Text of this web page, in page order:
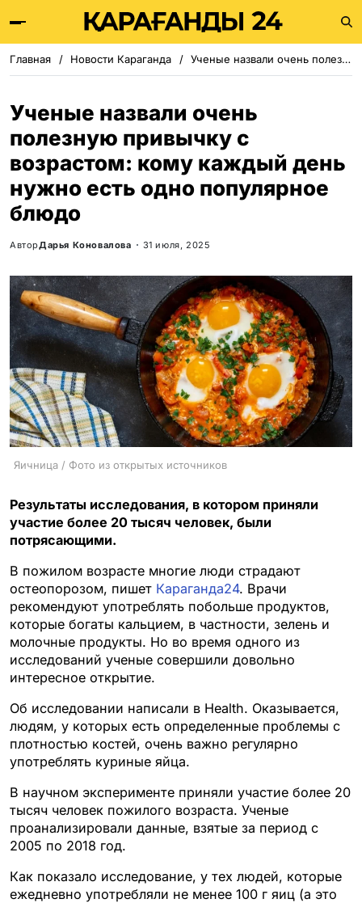
Главная Новости Караганда Ученые назвали очень полезную привычку с возрастом: кому каждый день нужно есть одно популярное блюдо
Ученые назвали очень
полезную привычку с
возрастом: кому каждый день
нужно есть одно популярное
блюдо
АвторДарья Коновалова 31 июля, 2025
Яичница / Фото из открытых источников
Результаты исследования, в котором приняли
участие более 20 тысяч человек, были
потрясающими.
В пожилом возрасте многие люди страдают
остеопорозом, пишет Караганда24. Врачи
рекомендуют употреблять побольше продуктов,
которые богаты кальцием, в частности, зелень и
молочные продукты. Но во время одного из
исследований ученые совершили довольно
интересное открытие.
Об исследовании написали в Health. Оказывается,
людям, у которых есть определенные проблемы с
плотностью костей, очень важно регулярно
употреблять куриные яйца.
В научном эксперименте приняли участие более 20
тысяч человек пожилого возраста. Ученые
проанализировали данные, взятые за период с
2005 по 2018 год.
Как показало исследование, у тех людей, которые
ежедневно употребляли не менее 100 г яиц (а это